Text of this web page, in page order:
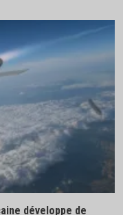
développe de